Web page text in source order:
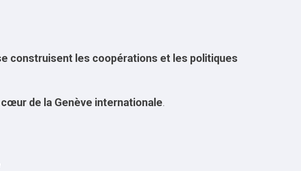
construisent les coopérations et les politiques
de la Genève internationale.